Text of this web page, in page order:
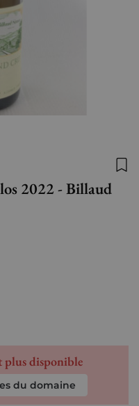
2022 - Billaud
plus disponible
du domaine